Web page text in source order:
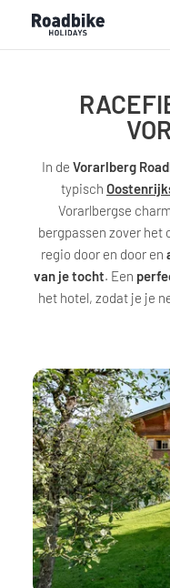
In de Vorarlberg
typisch
Vorarlbergse
bergpassen zover het
regio door en door en
van je tocht. Een
het hotel, zodat je je